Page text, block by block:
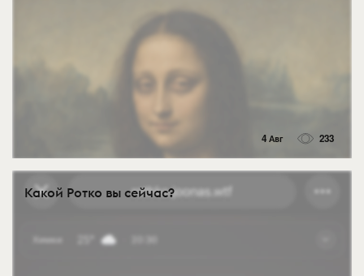
4 Авг 233
Какой Ротко вы сейчас?